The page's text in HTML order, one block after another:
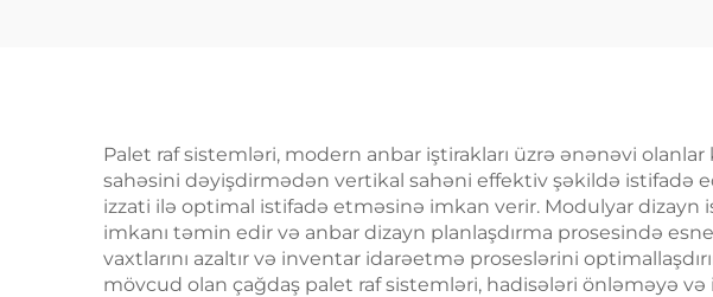
Palet raf sistemləri, modern anbar iştirakları üzrə ənənəvi
sahəsini dəyişdirmədən vertikal sahəni effektiv şəkildə istifadə
izzati ilə optimal istifadə etməsinə imkan verir. Modulyar dizayn
imkanı təmin edir və anbar dizayn planlaşdırma prosesində
vaxtlarını azaltır və inventar idarəetmə proseslərini
mövcud olan çağdaş palet raf sistemləri, hadisələri önləməyə